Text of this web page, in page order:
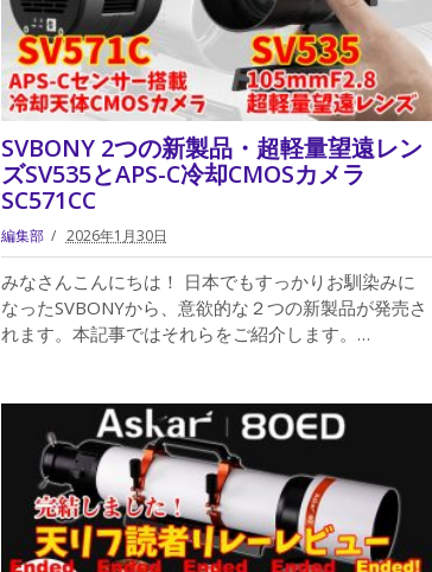
SVBONY 2つの新製品・超軽量望遠レン
ズSV535とAPS-C冷却CMOSカメラ
SC571CC
編集部 2026年1月30日
みなさんこんにちは！ 日本でもすっかりお馴染みに
なったSVBONYから、意欲的な２つの新製品が発売さ
れます。本記事ではそれらをご紹介します。…